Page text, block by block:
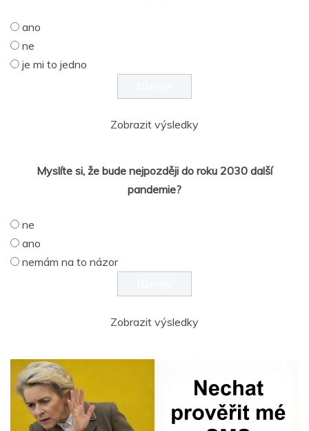
ano
ne
je mi to jedno
Zobrazit výsledky
Myslíte si, že bude nejpozději do roku 2030 další
pandemie?
ne
ano
nemám na to názor
Zobrazit výsledky